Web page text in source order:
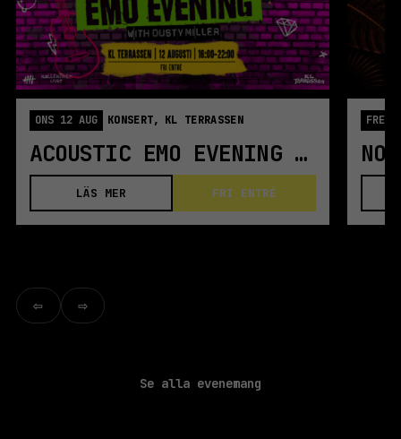
ONS 12 AUG KONSERT, KL TERRASSEN
ACOUSTIC EMO EVENING WITH DUSTY MILLER
FRI ENTRÉ
LÄS MER
FRE
⇦ ⇨
Se alla evenemang